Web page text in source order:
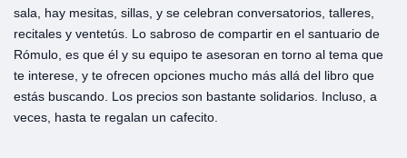
sala, hay mesitas, sillas, y se celebran conversatorios, talleres,
recitales y ventetús. Lo sabroso de compartir en el santuario de
Rómulo, es que él y su equipo te asesoran en torno al tema que
te interese, y te ofrecen opciones mucho más allá del libro que
estás buscando. Los precios son bastante solidarios. Incluso, a
veces, hasta te regalan un cafecito.